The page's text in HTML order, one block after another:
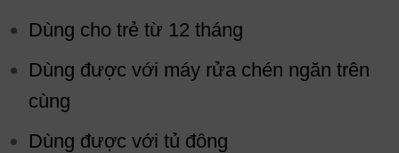
Dùng cho trẻ từ 12 tháng
Dùng được với máy rửa chén ngăn trên
cùng
Dùng được với tủ đông